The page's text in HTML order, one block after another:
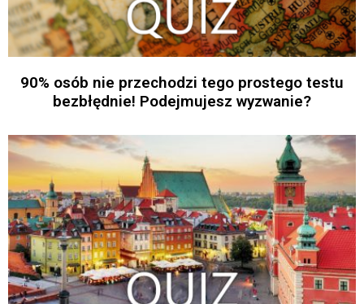
90% osób nie przechodzi tego prostego testu
bezbłędnie! Podejmujesz wyzwanie?